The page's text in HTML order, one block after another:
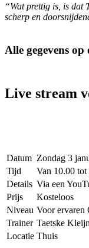
“Wat prettig is, is dat
scherp en
Alle gegevens op
Live stream
Datum Zondag 3
Tijd
Van 10.00 tot
Details Via een
Prijs
Kosteloos
Niveau Voor ervaren
Trainer Taetske Kleijn
Locatie Thuis